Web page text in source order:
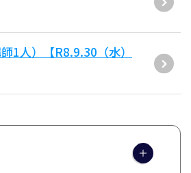
1人）【R8.9.30（水）